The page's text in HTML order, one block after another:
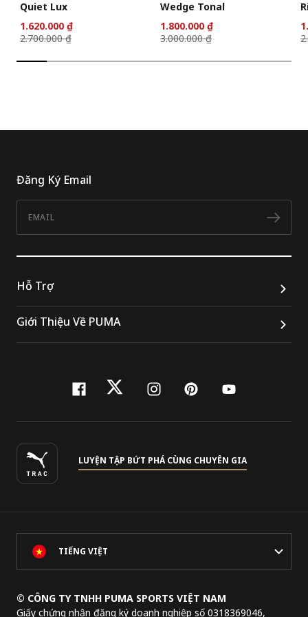
Quiet Lux
1.620.000 ₫
2.700.000 ₫
Wedge Tonal
1.800.000 ₫
3.000.000 ₫
Đăng Ký Email
Hỗ Trợ
Giới Thiệu Về PUMA
facebook
twitterinstagram
pinterest
youtube
LUYỆN TẬP BỨT PHÁ CÙNG CHUYÊN GIA
TIẾNG VIỆT
© CÔNG TY TNHH PUMA SPORTS VIỆT NAM
Giấy chứng nhận đăng ký doanh nghiệp số 0318369046,